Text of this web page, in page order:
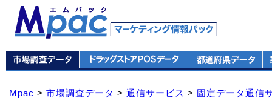
Mpac > 市場調査データ > 通信サービス > 固定データ通信